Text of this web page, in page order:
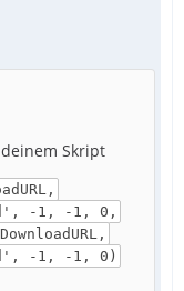
Skript
-1, -1, 0,
-1, -1, 0)